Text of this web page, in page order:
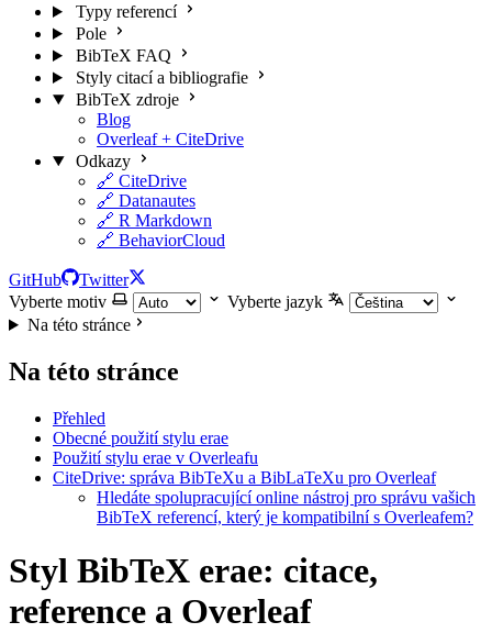
Typy referencí
Pole
BibTeX FAQ
Styly citací a bibliografie
BibTeX zdroje
Blog
Overleaf + CiteDrive
Odkazy
🔗 CiteDrive
🔗 Datanautes
🔗 R Markdown
🔗 BehaviorCloud
GitHub
Twitter
Vyberte motiv
Vyberte jazyk
Na této stránce
Na této stránce
Přehled
Obecné použití stylu erae
Použití stylu erae v Overleafu
CiteDrive: správa BibTeXu a BibLaTeXu pro Overleaf
Hledáte spolupracující online nástroj pro správu vašich
BibTeX referencí, který je kompatibilní s Overleafem?
Styl BibTeX erae: citace,
reference a Overleaf